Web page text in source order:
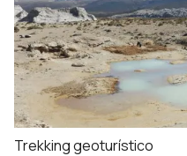
Trekking geoturístico